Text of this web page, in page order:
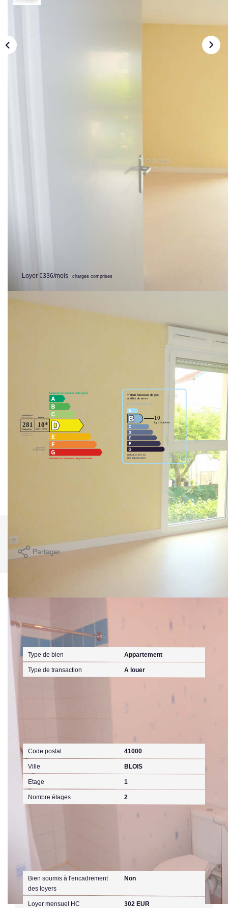
ESPACE CLIENT
Loyer €336/mois charges comprises
honoraires d'état des lieux: €68 TTC
Montant estimé des dépenses annuelles d'énergie pour un
usage standard entre 670€ et 920€. indexées aux années
Imprimer
Partager
Général
Type de bien Appartement
Type de transaction A louer
Code postal 41000
Ville BLOIS
Etage 1
Nombre étages 2
Aspects financiers
Bien soumis à l'encadrement
des loyers
Non
Loyer mensuel HC 302 EUR